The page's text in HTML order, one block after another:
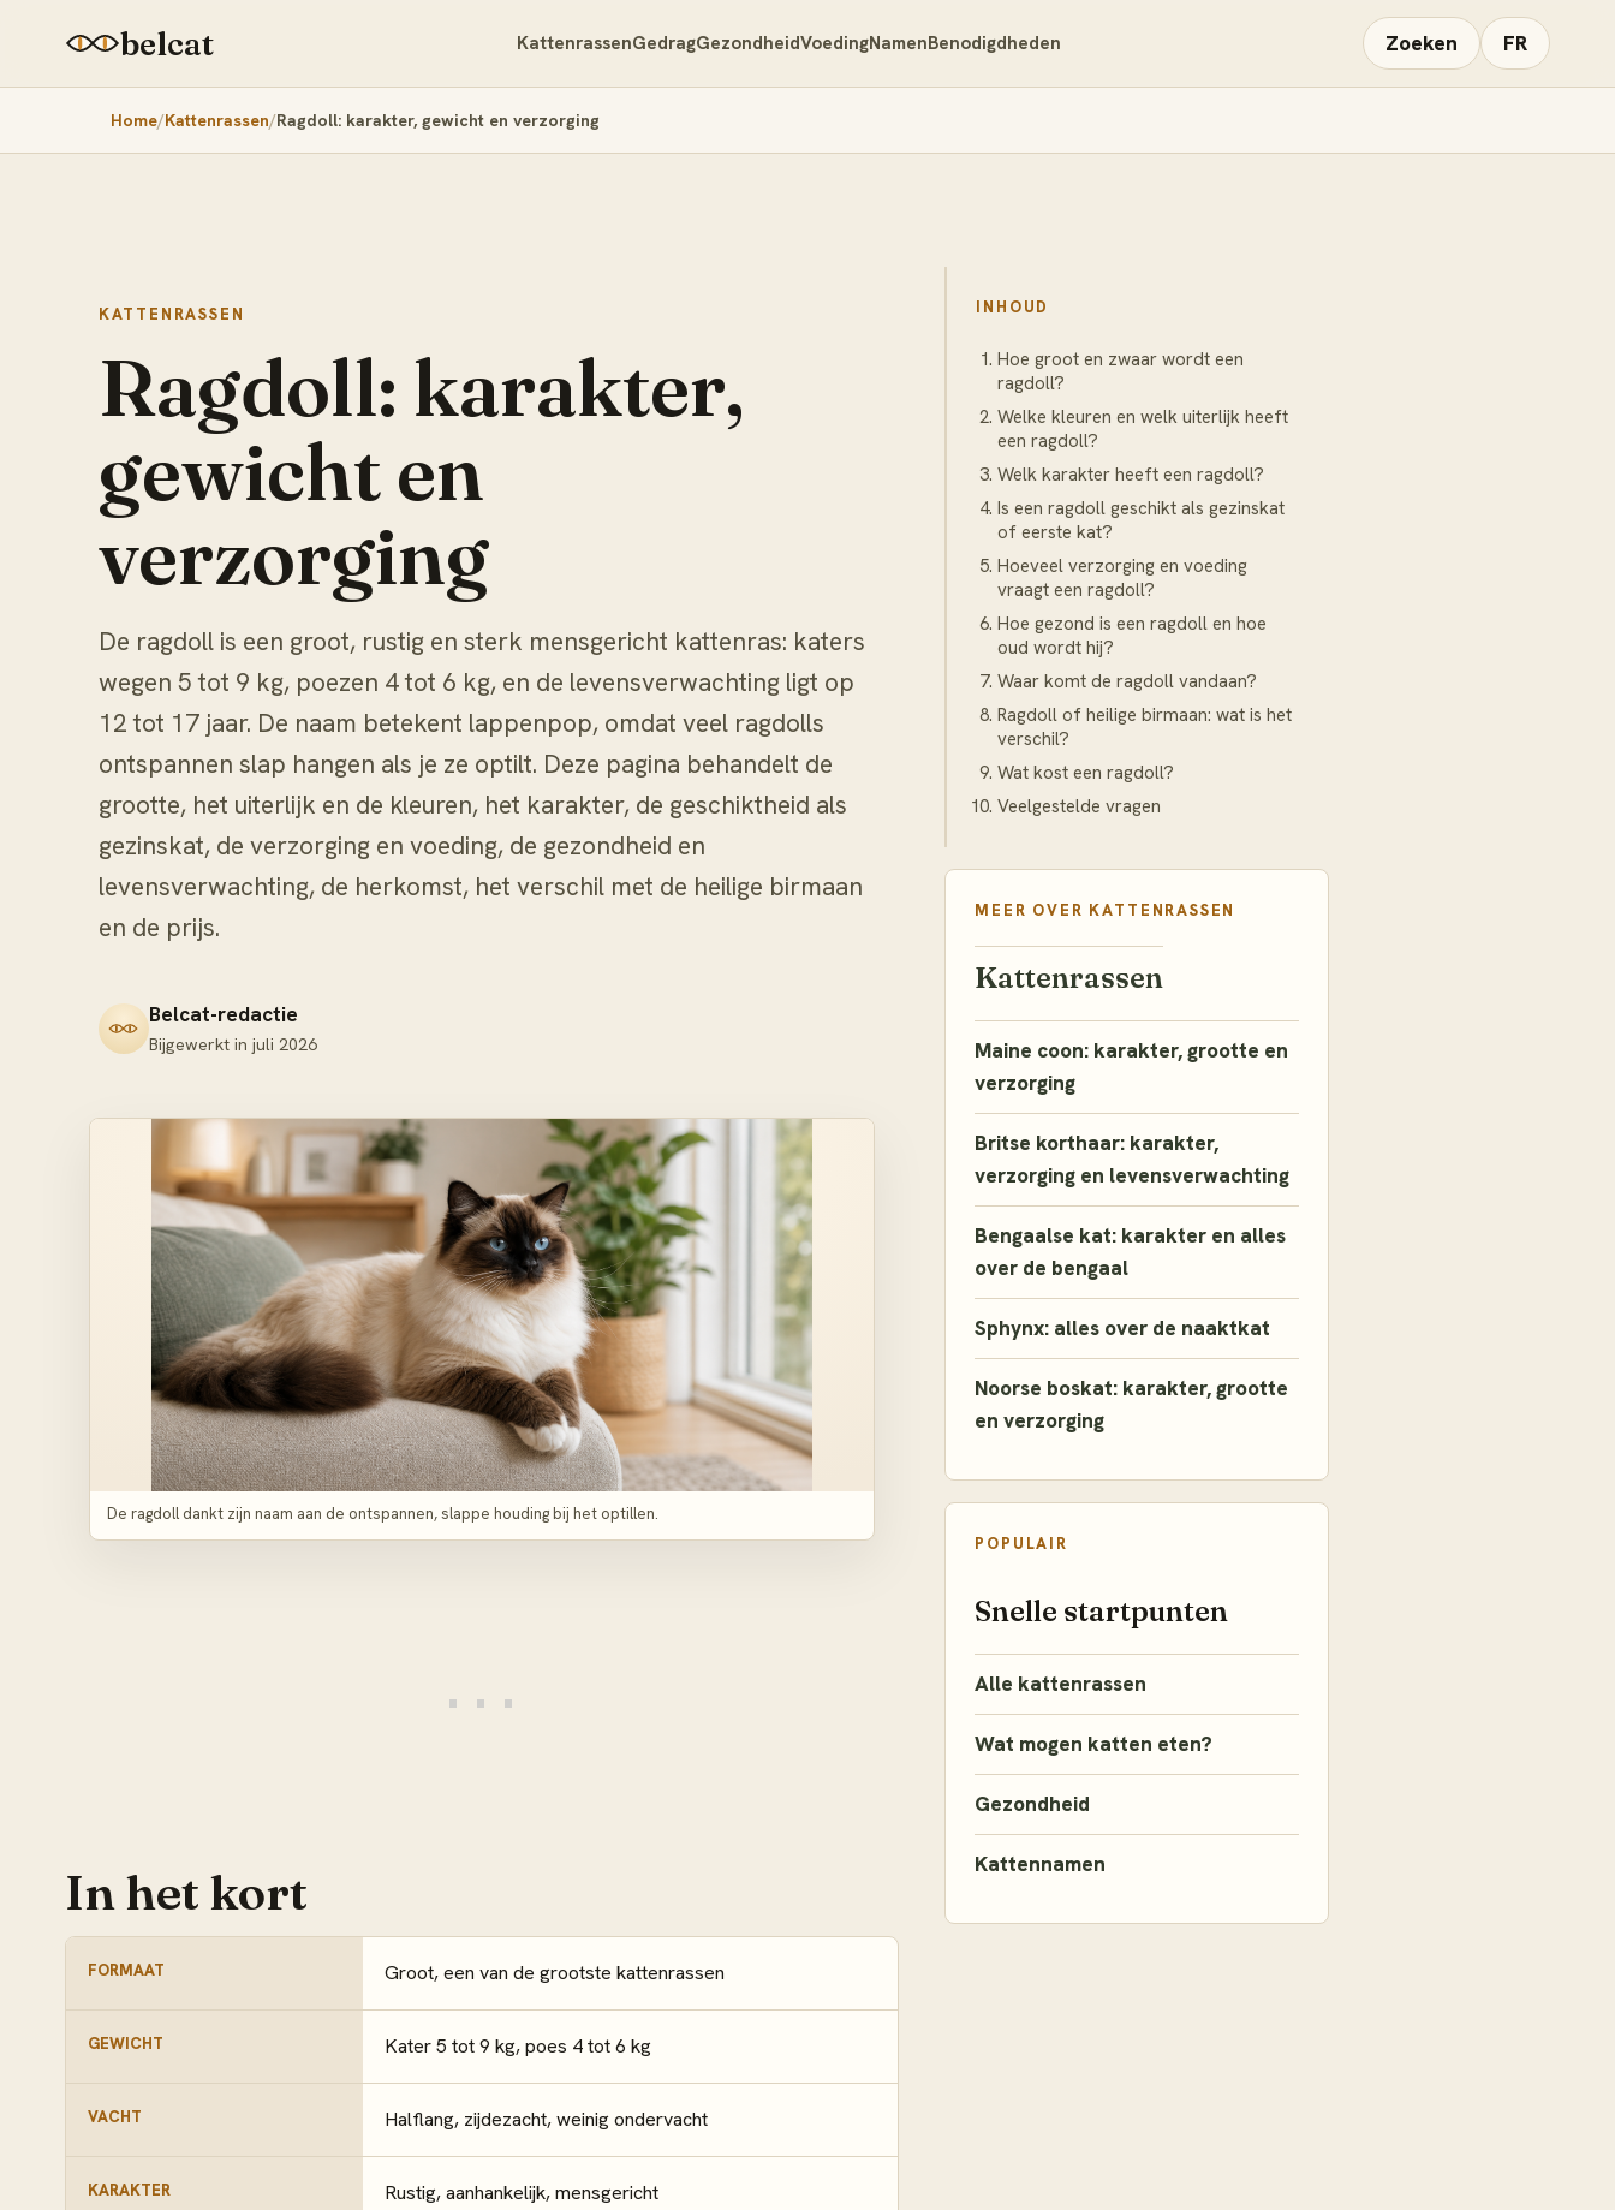
belcat KattenrassenGedragGezondheidVoedingNamenBenodigdheden Zoeken FR
Home Kattenrassen Ragdoll: karakter, gewicht en verzorging
KATTENRASSEN
Ragdoll: karakter,
gewicht en
verzorging
De ragdoll is een groot, rustig en sterk mensgericht kattenras: katers
wegen 5 tot 9 kg, poezen 4 tot 6 kg, en de levensverwachting ligt op
12 tot 17 jaar. De naam betekent lappenpop, omdat veel ragdolls
ontspannen slap hangen als je ze optilt. Deze pagina behandelt de
grootte, het uiterlijk en de kleuren, het karakter, de geschiktheid als
gezinskat, de verzorging en voeding, de gezondheid en
levensverwachting, de herkomst, het verschil met de heilige birmaan
en de prijs.
Belcat-redactie
Bijgewerkt in juli 2026
De ragdoll dankt zijn naam aan de ontspannen, slappe houding bij het optillen.
In het kort
FORMAAT Groot, een van de grootste kattenrassen
GEWICHT Kater 5 tot 9 kg, poes 4 tot 6 kg
VACHT Halflang, zijdezacht, weinig ondervacht
KARAKTER Rustig, aanhankelijk, mensgericht
INHOUD
Hoe groot en zwaar wordt een
ragdoll?
Welke kleuren en welk uiterlijk heeft
een ragdoll?
Welk karakter heeft een ragdoll?
Is een ragdoll geschikt als gezinskat
of eerste kat?
Hoeveel verzorging en voeding
vraagt een ragdoll?
Hoe gezond is een ragdoll en hoe
oud wordt hij?
Waar komt de ragdoll vandaan?
Ragdoll of heilige birmaan: wat is het
verschil?
Wat kost een ragdoll?
Veelgestelde vragen
MEER OVER KATTENRASSEN
Kattenrassen
Maine coon: karakter, grootte en
verzorging
Britse korthaar: karakter,
verzorging en levensverwachting
Bengaalse kat: karakter en alles
over de bengaal
Sphynx: alles over de naaktkat
Noorse boskat: karakter, grootte
en verzorging
POPULAIR
Snelle startpunten
Alle kattenrassen
Wat mogen katten eten?
Gezondheid
Kattennamen